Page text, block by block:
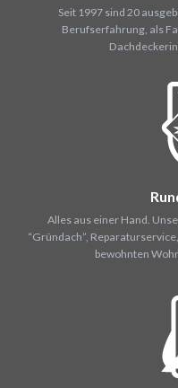
Seit 1997 sind 20
Berufserfahrung, als
Alles aus einer Hand.
“Gründach”,
bewohnten